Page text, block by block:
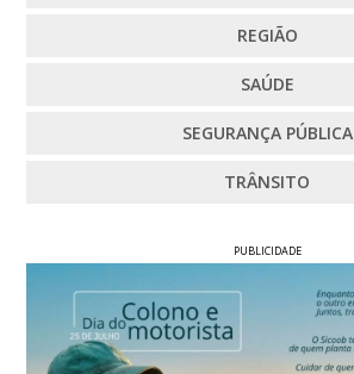
REGIÃO
SAÚDE
SEGURANÇA PÚBLICA
TRÂNSITO
PUBLICIDADE